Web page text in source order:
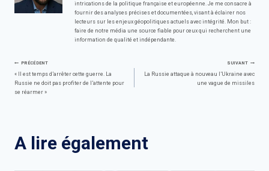
intrications de la politique française et européenne. Je me consacre à
fournir des analyses précises et documentées, visant à éclairer nos
lecteurs sur les enjeux géopolitiques actuels avec intégrité. Mon but :
faire de notre média une source fiable pour ceux qui recherchent une
information de qualité et indépendante.
Navigation
de
PRÉCÉDENT
« Il est temps d’arrêter cette guerre. La
Russie ne doit pas profiter de l’attente pour
se réarmer »
SUIVANT
La Russie attaque à nouveau l’Ukraine avec
une vague de missiles
A lire également